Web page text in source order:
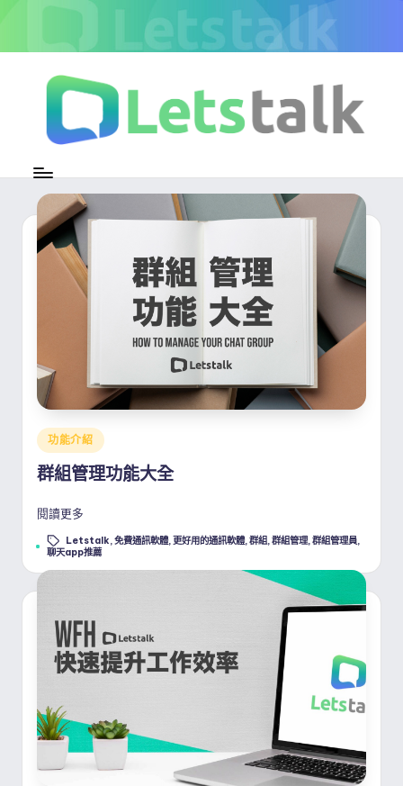
to
e
t
s
k
密
時
通
Posted
in
功能介紹
群組管理功能大全
閱讀更多
Tags: Letstalk,免費通訊軟體,更好用的通訊軟體,群組,群組管理,群組管理員,
聊天app推薦